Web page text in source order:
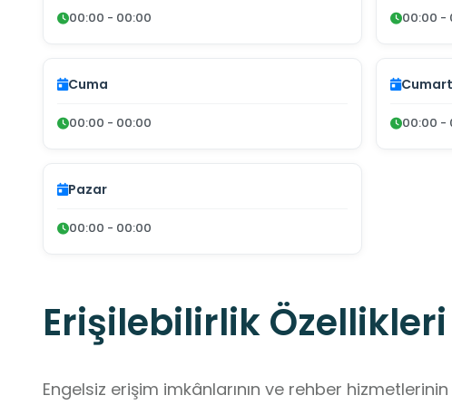
00:00 - 00:00 00:00 -
Cuma
00:00 - 00:00 00:00 -
Pazar
00:00 - 00:00
Erişilebilirlik Özellikleri
Engelsiz erişim imkânlarının ve rehber